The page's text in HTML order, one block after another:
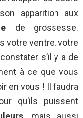
apparition aux
de grossesse.
votre ventre, votre
s’il y a de
à ce que vous
en vous ! Il faudra
qu’ils puissent
, mais aussi